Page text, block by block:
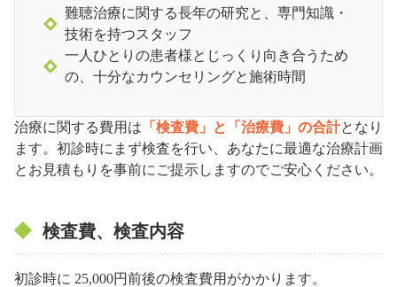
難聴治療に関する長年の研究と、専門知識・
技術を持つスタッフ
一人ひとりの患者様とじっくり向き合うため
の、十分なカウンセリングと施術時間
治療に関する費用は 「検査費」と「治療費」の合計となり
ます。初診時にまず検査を行い、あなたに最適な治療計画
とお見積もりを事前にご提示しますのでご安心ください。
検査費、検査内容
初診時に 25,000円前後の検査費用がかかります。